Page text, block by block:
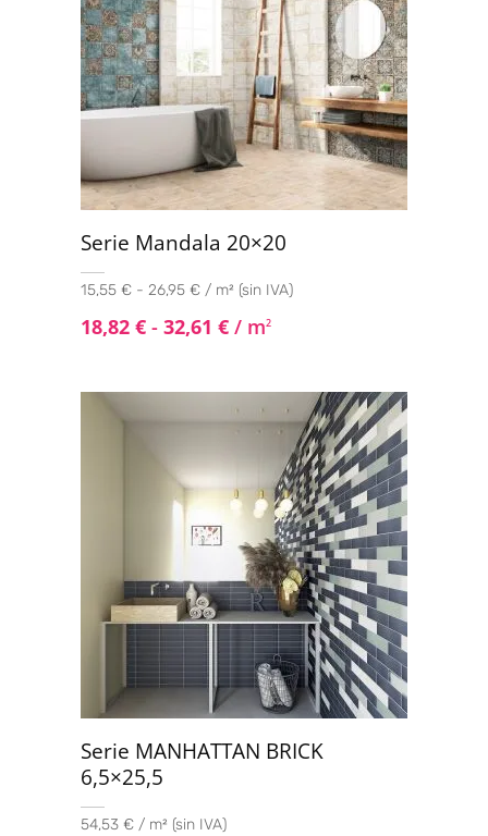
Serie Mandala 20×20
15,55 € - 26,95 € / m² (sin IVA)
18,82 € - 32,61 € / m2
Serie MANHATTAN BRICK
6,5×25,5
54,53 € / m² (sin IVA)